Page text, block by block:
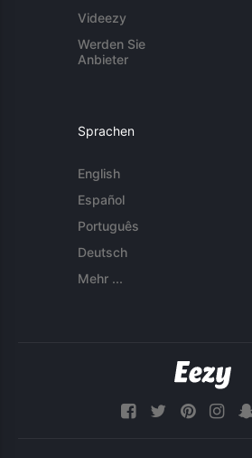
Videezy
Werden Sie
Anbieter
Sprachen
English
Español
Português
Deutsch
Mehr ...